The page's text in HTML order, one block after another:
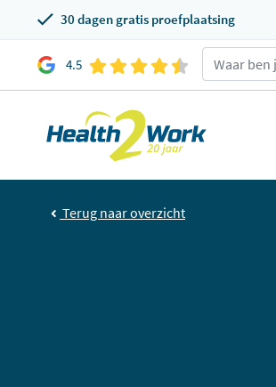
30 dagen gratis proefplaatsing
4.5
Terug naar overzicht